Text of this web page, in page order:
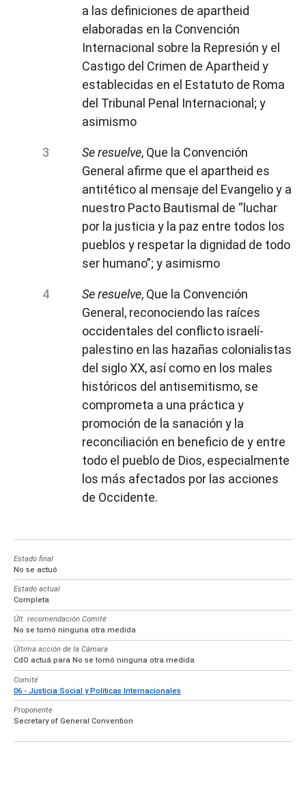
a las definiciones de apartheid
elaboradas en la Convención
Internacional sobre la Represión y el
Castigo del Crimen de Apartheid y
establecidas en el Estatuto de Roma
del Tribunal Penal Internacional; y
asimismo
Se resuelve, Que la Convención
General afirme que el apartheid es
antitético al mensaje del Evangelio y a
nuestro Pacto Bautismal de “luchar
por la justicia y la paz entre todos los
pueblos y respetar la dignidad de todo
ser humano”; y asimismo
Se resuelve, Que la Convención
General, reconociendo las raíces
occidentales del conflicto israelí-
palestino en las hazañas colonialistas
del siglo XX, así como en los males
históricos del antisemitismo, se
comprometa a una práctica y
promoción de la sanación y la
reconciliación en beneficio de y entre
todo el pueblo de Dios, especialmente
los más afectados por las acciones
de Occidente.
Estado final
No se actuó
Estado actual
Completa
Últ. recomendación Comité
No se tomó ninguna otra medida
Última acción de la Cámara
CdO actuá para No se tomó ninguna otra medida
Comité
06 - Justicia Social y Políticas Internacionales
Proponente
Secretary of General Convention